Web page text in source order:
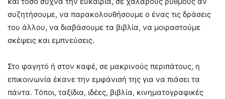
συζητήσουμε, να παρακολουθήσουμε ο ένας τις δράσεις
του άλλου, να διαβάσουμε τα βιβλία, να μοιραστούμε
σκέψεις και εμπνεύσεις.
Στο φαγητό ή στον καφέ, σε μακρινούς περιπάτους, η
επικοινωνία έκανε την εμφάνισή της για να πιάσει τα
πάντα. Τόποι, ταξίδια, ιδέες, βιβλία, κινηματογραφικές